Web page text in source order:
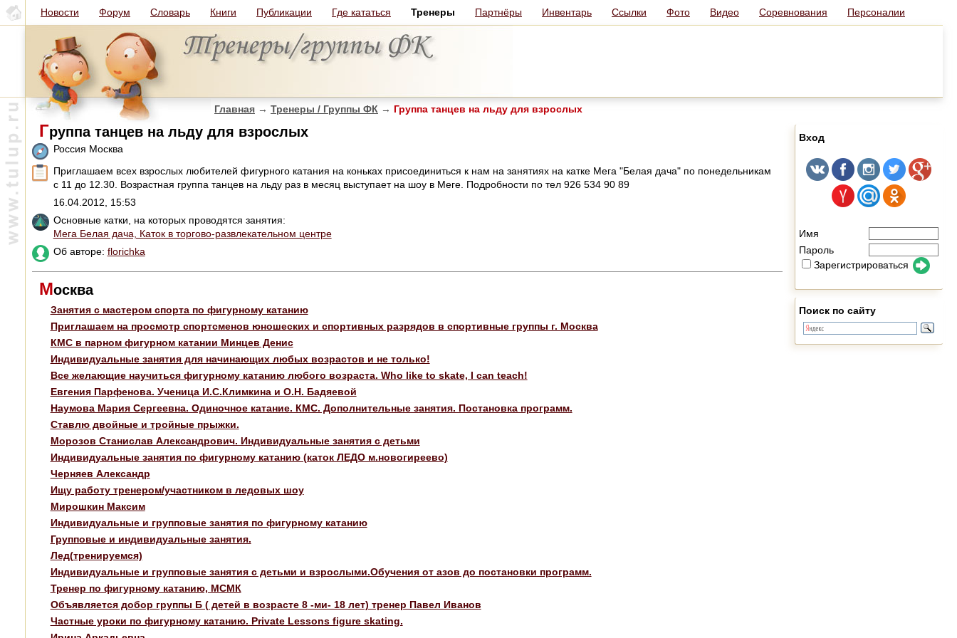
Новости Форум Словарь Книги Публикации Где кататься Тренеры Партнёры Инвентарь Ссылки Фото Видео Соревнования Персоналии
Главная → Тренеры / Группы ФК → Группа танцев на льду для взрослых
Группа танцев на льду для взрослых
Россия Москва
Приглашаем всех взрослых любителей фигурного катания на коньках присоединиться к нам на занятиях на катке Мега "Белая дача" по понедельникам
с 11 до 12.30. Возрастная группа танцев на льду раз в месяц выступает на шоу в Меге. Подробности по тел 926 534 90 89
16.04.2012, 15:53
Основные катки, на которых проводятся занятия:
Мега Белая дача, Каток в торгово-развлекательном центре
Об авторе: florichka
Москва
Занятия с мастером спорта по фигурному катанию
Приглашаем на просмотр спортсменов юношеских и спортивных разрядов в спортивные группы г. Москва
КМС в парном фигурном катании Минцев Денис
Индивидуальные занятия для начинающих любых возрастов и не только!
Все желающие научиться фигурному катанию любого возраста. Who like to skate, I can teach!
Евгения Парфенова. Ученица И.С.Климкина и О.Н. Бадяевой
Наумова Мария Сергеевна. Одиночное катание. КМС. Дополнительные занятия. Постановка программ.
Ставлю двойные и тройные прыжки.
Морозов Станислав Александрович. Индивидуальные занятия с детьми
Индивидуальные занятия по фигурному катанию (каток ЛЕДО м.новогиреево)
Черняев Александр
Ищу работу тренером/участником в ледовых шоу
Мирошкин Максим
Индивидуальные и групповые занятия по фигурному катанию
Групповые и индивидуальные занятия.
Лед(тренируемся)
Индивидуальные и групповые занятия с детьми и взрослыми.Обучения от азов до постановки программ.
Тренер по фигурному катанию, МСМК
Объявляется добор группы Б ( детей в возрасте 8 -ми- 18 лет) тренер Павел Иванов
Частные уроки по фигурному катанию. Private Lessons figure skating.
Вход
Имя
Пароль
Зарегистрироваться
Поиск по сайту